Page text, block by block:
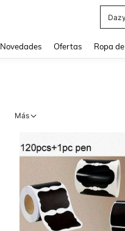
Dazy
Novedades Ofertas Ropa
Más